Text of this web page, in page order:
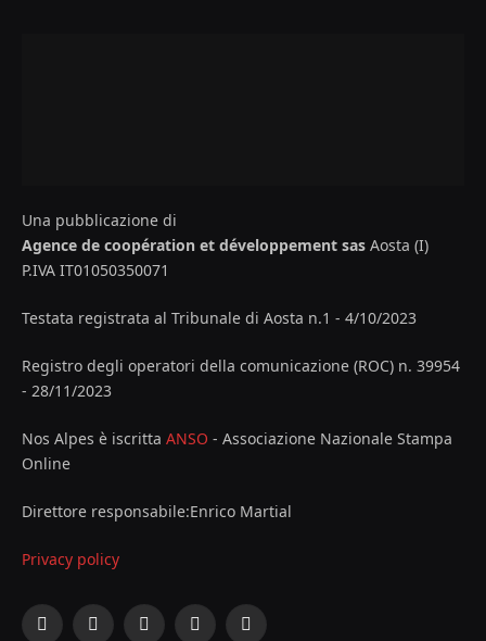
Una pubblicazione di
Agence de coopération et développement sas Aosta (I)
P.IVA IT01050350071
Testata registrata al Tribunale di Aosta n.1 - 4/10/2023
Registro degli operatori della comunicazione (ROC) n. 39954
- 28/11/2023
Nos Alpes è iscritta ANSO - Associazione Nazionale Stampa
Online
Direttore responsabile:Enrico Martial
Privacy policy
Facebook
X
InstagramYouTubeLinkedIn